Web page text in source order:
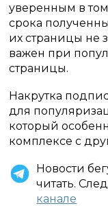
уверенным в
срока
их страницы не
важен при
страницы.
Накрутка
для
который
комплексе с
Новости
читать.
канале